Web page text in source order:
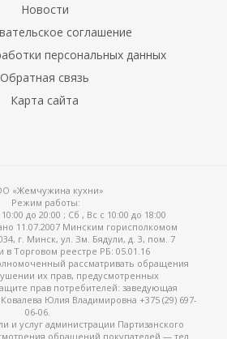
Новости
соглашение
персональных данных
Обратная связь
Карта сайта
«Жемчужина кухни»
Режим работы:
до 20:00 ; Сб , Вс c 10:00 до 18:00
11.07.2007 Минским горисполкомом
г. Минск, ул. Зм. Бядули, д. 3, пом. 7
в Торговом реестре РБ: 05.01.16
рассматривать обращения
их прав, предусмотренных
прав потребителей: заведующая
Юлия Владимировна +375 (29) 697-
06-06.
и услуг администрации Партизанского
обращений покупателей — тел.